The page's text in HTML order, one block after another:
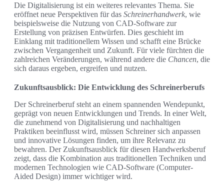
Die Digitalisierung ist ein weiteres relevantes Thema. Sie
eröffnet neue Perspektiven für das Schreinerhandwerk, wie
beispielsweise die Nutzung von CAD-Software zur
Erstellung von präzisen Entwürfen. Dies geschieht im
Einklang mit traditionellem Wissen und schafft eine Brücke
zwischen Vergangenheit und Zukunft. Für viele fürchten die
zahlreichen Veränderungen, während andere die Chancen, die
sich daraus ergeben, ergreifen und nutzen.
Zukunftsausblick: Die Entwicklung des Schreinerberufs
Der Schreinerberuf steht an einem spannenden Wendepunkt,
geprägt von neuen Entwicklungen und Trends. In einer Welt,
die zunehmend von Digitalisierung und nachhaltigen
Praktiken beeinflusst wird, müssen Schreiner sich anpassen
und innovative Lösungen finden, um ihre Relevanz zu
bewahren. Der Zukunftsausblick für diesen Handwerksberuf
zeigt, dass die Kombination aus traditionellen Techniken und
modernen Technologien wie CAD-Software (Computer-
Aided Design) immer wichtiger wird.